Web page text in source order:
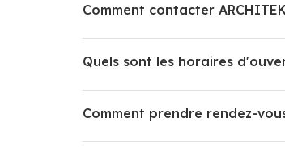
Comment contacter
Quels sont les horaires
Comment prendre rendez-vous